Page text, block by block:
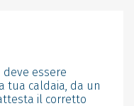
essere
tua caldaia, da un
il corretto